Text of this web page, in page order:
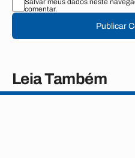
Salvar meus dados neste
comentar.
Publicar
Leia Também